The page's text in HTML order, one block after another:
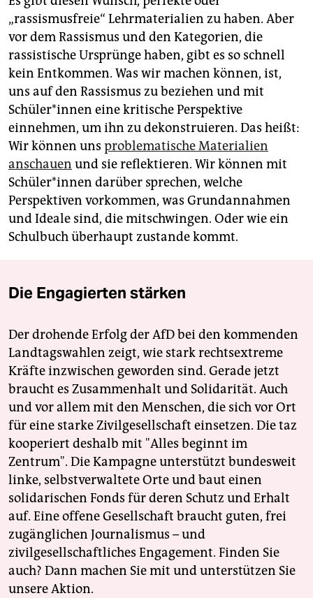
„rassismusfreie“ Lehrmaterialien zu haben. Aber
vor dem Rassismus und den Kategorien, die
rassistische Ursprünge haben, gibt es so schnell
kein Entkommen. Was wir machen können, ist,
uns auf den Rassismus zu beziehen und mit
Schüler*innen eine kritische Perspektive
einnehmen, um ihn zu dekonstruieren. Das heißt:
Wir können uns problematische Materialien
anschauen und sie reflektieren. Wir können mit
Schüler*innen darüber sprechen, welche
Perspektiven vorkommen, was Grundannahmen
und Ideale sind, die mitschwingen. Oder wie ein
Schulbuch überhaupt zustande kommt.
Die Engagierten stärken
Der drohende Erfolg der AfD bei den kommenden
Landtagswahlen zeigt, wie stark rechtsextreme
Kräfte inzwischen geworden sind. Gerade jetzt
braucht es Zusammenhalt und Solidarität. Auch
und vor allem mit den Menschen, die sich vor Ort
für eine starke Zivilgesellschaft einsetzen. Die taz
kooperiert deshalb mit "Alles beginnt im
Zentrum". Die Kampagne unterstützt bundesweit
linke, selbstverwaltete Orte und baut einen
solidarischen Fonds für deren Schutz und Erhalt
auf. Eine offene Gesellschaft braucht guten, frei
zugänglichen Journalismus – und
zivilgesellschaftliches Engagement. Finden Sie
auch? Dann machen Sie mit und unterstützen Sie
unsere Aktion.